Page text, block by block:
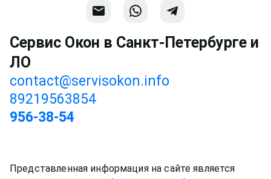
Сервис Окон в Санкт-Петербурге и
ЛО
contact@servisokon.info
89219563854
956-38-54
Представленная информация на сайте является